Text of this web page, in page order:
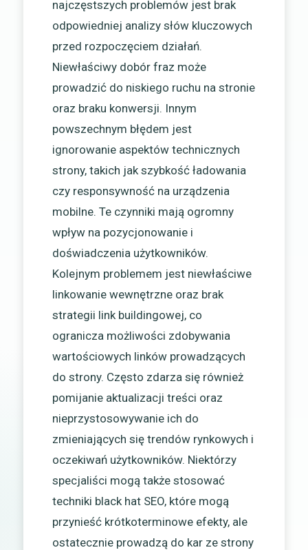
najczęstszych problemów jest brak
odpowiedniej analizy słów kluczowych
przed rozpoczęciem działań.
Niewłaściwy dobór fraz może
prowadzić do niskiego ruchu na stronie
oraz braku konwersji. Innym
powszechnym błędem jest
ignorowanie aspektów technicznych
strony, takich jak szybkość ładowania
czy responsywność na urządzenia
mobilne. Te czynniki mają ogromny
wpływ na pozycjonowanie i
doświadczenia użytkowników.
Kolejnym problemem jest niewłaściwe
linkowanie wewnętrzne oraz brak
strategii link buildingowej, co
ogranicza możliwości zdobywania
wartościowych linków prowadzących
do strony. Często zdarza się również
pomijanie aktualizacji treści oraz
nieprzystosowywanie ich do
zmieniających się trendów rynkowych i
oczekiwań użytkowników. Niektórzy
specjaliści mogą także stosować
techniki black hat SEO, które mogą
przynieść krótkoterminowe efekty, ale
ostatecznie prowadzą do kar ze strony